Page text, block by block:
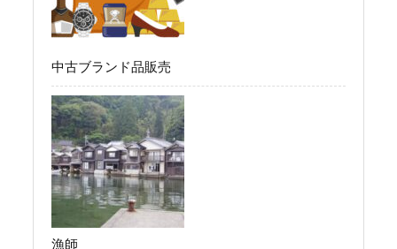
中古ブランド品販売
漁師